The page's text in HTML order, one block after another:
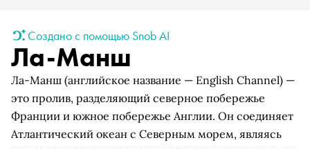
Создано с помощью Snob AI
Ла-Манш
Ла-Манш (английское название — English Channel) —
это пролив, разделяющий северное побережье
Франции и южное побережье Англии. Он соединяет
Атлантический океан с Северным морем, являясь